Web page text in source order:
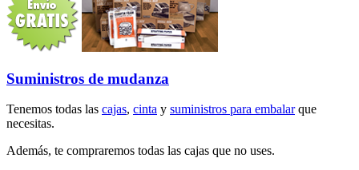
Suministros de mudanza
Tenemos todas las cajas, cinta y suministros para embalarque
necesitas.
Además, te compraremos todas las cajas que no uses.